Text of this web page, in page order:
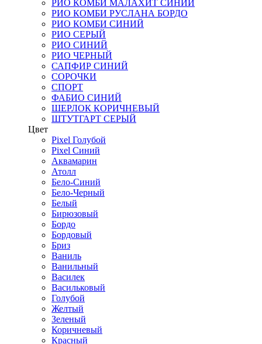
РИО КОМБИ МАЛАХИТ СИНИЙ
РИО КОМБИ РУСЛАНА БОРДО
РИО КОМБИ СИНИЙ
РИО СЕРЫЙ
РИО СИНИЙ
РИО ЧЕРНЫЙ
САПФИР СИНИЙ
СОРОЧКИ
СПОРТ
ФАБИО СИНИЙ
ШЕРЛОК КОРИЧНЕВЫЙ
ШТУТГАРТ СЕРЫЙ
Цвет
Pixel Голубой
Pixel Синий
Аквамарин
Атолл
Бело-Синий
Бело-Черный
Белый
Бирюзовый
Бордо
Бордовый
Бриз
Ваниль
Ванильный
Василек
Васильковый
Голубой
Желтый
Зеленый
Коричневый
Красный